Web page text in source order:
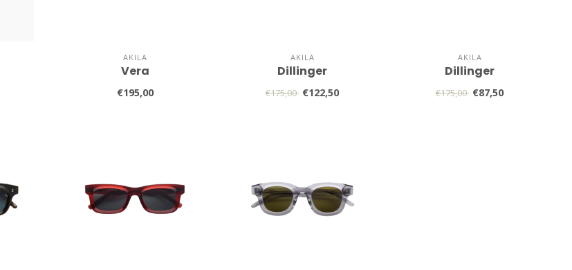
AKILA
Vera
€195,00
AKILA
Dillinger
€175,00 €122,50
AKILA
Dillinger
€175,00 €87,50